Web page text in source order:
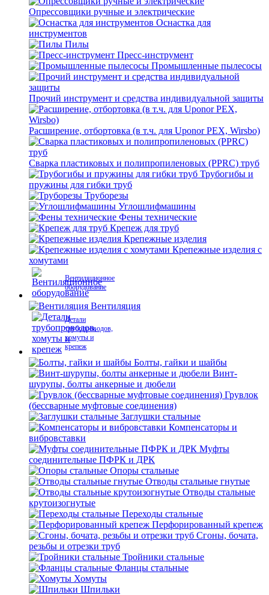
Опрессовщики ручные и электрические
Оснастка для
инструментов
Пилы
Пресс-инструмент
Промышленные пылесосы
Прочий инструмент и средства индивидуальной защиты
Расширение, отбортовка (в т.ч. для Uponor PEX, Wirsbo)
Сварка пластиковых и полипропиленовых (PPRC) труб
Трубогибы и
пружины для гибки труб
Труборезы
Углошлифмашины
Фены технические
Крепеж для труб
Крепежные изделия
Крепежные изделия с
хомутами
Вентиляционное
оборудование
Вентиляция
Детали
трубопроводов,
хомуты и
крепеж
Болты, гайки и шайбы
Винт-
шурупы, болты анкерные и дюбели
Грувлок
(бессварные муфтовые соединения)
Заглушки стальные
Компенсаторы и
вибровставки
Муфты
соединительные ПФРК и ДРК
Опоры стальные
Отводы стальные гнутые
Отводы стальные
крутоизогнутые
Переходы стальные
Перфорированный крепеж
Сгоны, бочата,
резьбы и отрезки труб
Тройники стальные
Фланцы стальные
Хомуты
Шпильки